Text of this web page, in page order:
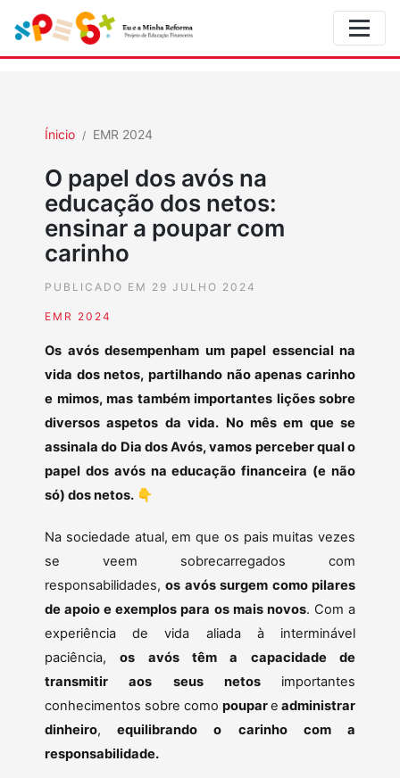
Ínicio EMR 2024
O papel dos avós na
educação dos netos:
ensinar a poupar com
carinho
PUBLICADO EM 29 JULHO 2024
EMR 2024
Os avós desempenham um papel essencial na
vida dos netos, partilhando não apenas carinho
e mimos, mas também importantes lições sobre
diversos aspetos da vida. No mês em que se
assinala do Dia dos Avós, vamos perceber qual o
papel dos avós na educação financeira (e não
só) dos netos. 👇
Na sociedade atual, em que os pais muitas vezes
se veem sobrecarregados com
responsabilidades,os avós surgem como pilares
de apoio e exemplos para os mais novos. Com a
experiência de vida aliada à interminável
paciência,os avós têm a capacidade de
transmitir aos seus netos importantes
conhecimentos sobre como poupare administrar
dinheiro, equilibrando o carinho com a
responsabilidade.